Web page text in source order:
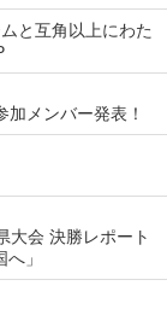
と互角以上にわた
加メンバー発表！
大会 決勝レポート
」